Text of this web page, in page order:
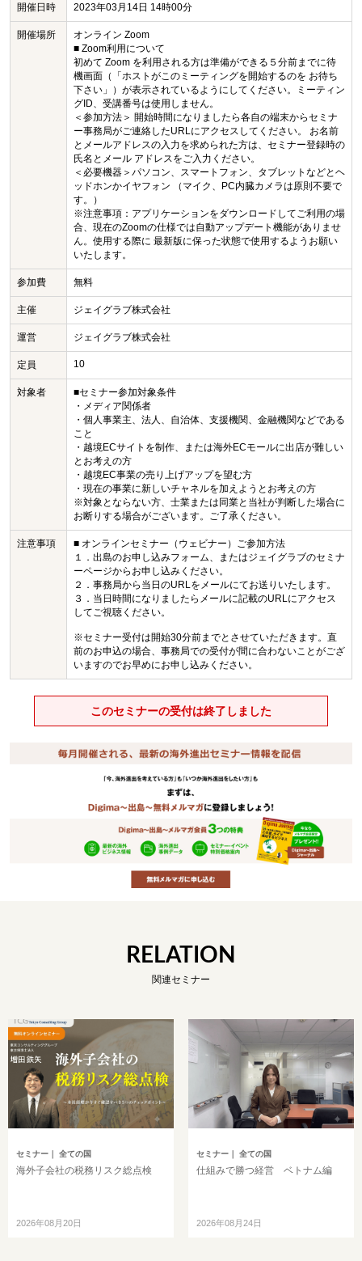
開催日時 2023年03月14日 14時00分
開催場所
オンライン Zoom
■ Zoom利用について
初めて Zoom を利用される方は準備ができる５分前までに待
機画面（「ホストがこのミーティングを開始するのを お待ち
下さい」）が表示されているようにしてください。ミーティン
グID、受講番号は使用しません。
＜参加方法＞ 開始時間になりましたら各自の端末からセミナ
ー事務局がご連絡したURLにアクセスしてください。 お名前
とメールアドレスの入力を求められた方は、セミナー登録時の
氏名とメール アドレスをご入力ください。
＜必要機器＞パソコン、スマートフォン、タブレットなどとヘ
ッドホンかイヤフォン （マイク、PC内臓カメラは原則不要で
す。）
※注意事項：アプリケーションをダウンロードしてご利用の場
合、現在のZoomの仕様では自動アップデート機能がありませ
ん。使用する際に 最新版に保った状態で使用するようお願い
いたします。
参加費 無料
主催 ジェイグラブ株式会社
運営 ジェイグラブ株式会社
定員 10
対象者
■セミナー参加対象条件
・メディア関係者
・個人事業主、法人、自治体、支援機関、金融機関などである
こと
・越境ECサイトを制作、または海外ECモールに出店が難しい
とお考えの方
・越境EC事業の売り上げアップを望む方
・現在の事業に新しいチャネルを加えようとお考えの方
※対象とならない方、士業または同業と当社が判断した場合に
お断りする場合がございます。ご了承ください。
注意事項
■ オンラインセミナー（ウェビナー）ご参加方法
１．出島のお申し込みフォーム、またはジェイグラブのセミナ
ーページからお申し込みください。
２．事務局から当日のURLをメールにてお送りいたします。
３．当日時間になりましたらメールに記載のURLにアクセス
してご視聴ください。
※セミナー受付は開始30分前までとさせていただきます。直
前のお申込の場合、事務局での受付が間に合わないことがござ
いますのでお早めにお申し込みください。
このセミナーの受付は終了しました
RELATION
関連セミナー
セミナー ｜ 全ての国
海外子会社の税務リスク総点検
2026年08月20日
セミナー｜ 全ての国
仕組みで勝つ経営 ベトナム編
2026年08月24日